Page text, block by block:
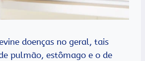
doenças no geral, tais
pulmão, estômago e o de